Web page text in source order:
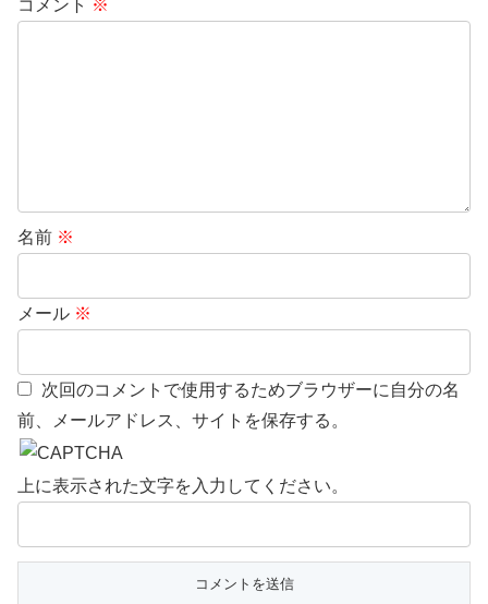
コメント ※
名前 ※
メール ※
次回のコメントで使用するためブラウザーに自分の名
前、メールアドレス、サイトを保存する。
上に表示された文字を入力してください。